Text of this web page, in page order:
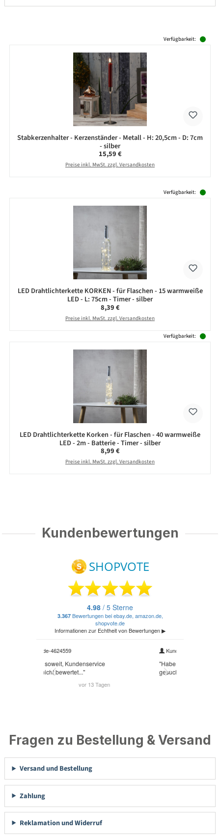
Verfügbarkeit:
Stabkerzenhalter - Kerzenständer - Metall - H: 20,5cm - D: 7cm
- silber
Regulärer Preis:
15,59 €
Preise inkl. MwSt. zzgl. Versandkosten
Verfügbarkeit:
LED Drahtlichterkette KORKEN - für Flaschen - 15 warmweiße
LED - L: 75cm - Timer - silber
Regulärer Preis:
8,39 €
Preise inkl. MwSt. zzgl. Versandkosten
Verfügbarkeit:
LED Drahtlichterkette Korken - für Flaschen - 40 warmweiße
LED - 2m - Batterie - Timer - silber
Regulärer Preis:
8,99 €
Preise inkl. MwSt. zzgl. Versandkosten
Kundenbewertungen
Fragen zu Bestellung & Versand
Versand und Bestellung
Zahlung
Reklamation und Widerruf